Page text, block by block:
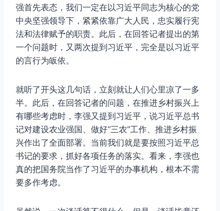
强首先表态，我们一定在以习近平同志为核心的党
中央坚强领导下，紧紧依靠广大人民，忠实履行宪
法和法律赋予的职责。此后，在回答记者提出的第
一个问题时，又两次提到习近平，完全是以习近平
的言行为皈依。
就听了开头这几句话，立刻就让人们心里凉了一多
半。此后，在回答记者的问题，在推进乡村振兴上
有哪些考虑时，李强又提到习近平，说习近平总书
记对建设农业强国、做好“三农”工作、推进乡村振
兴作出了全面部署。当前我们就是要按照习近平总
书记的要求，抓好各项任务的落实。看来，李强也
真的把国务院当作了习近平的办事机构，根本不需
要多作考虑。